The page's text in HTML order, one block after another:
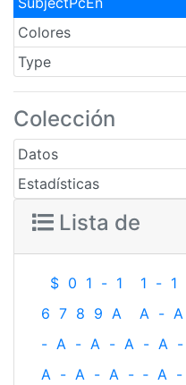
Colores
Type
Colección
Datos
Estadísticas
Lista de
$ 0 1 - 1 1 - 1
6 7 8 9 A A - A
- A - A - A - A -
A - A - A - ‐ A -